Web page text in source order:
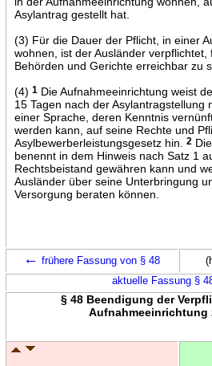
Asylantrag gestellt hat.
(3) Für die Dauer der Pflicht, in einer
wohnen, ist der Ausländer verpflichtet,
Behörden und Gerichte erreichbar zu
(4) 1Die Aufnahmeeinrichtung weist
15 Tagen nach der Asylantragstellung
einer Sprache, deren Kenntnis
werden kann, auf seine Rechte und
Asylbewerberleistungsgesetz hin.
2Die
benennt in dem Hinweis nach Satz 1
Rechtsbeistand gewähren kann und
Ausländer über seine Unterbringung
Versorgung beraten können.
← frühere Fassung von § 48
aktuelle Fassung §
§ 48 Beendigung der
Aufnahmeeinrichtung